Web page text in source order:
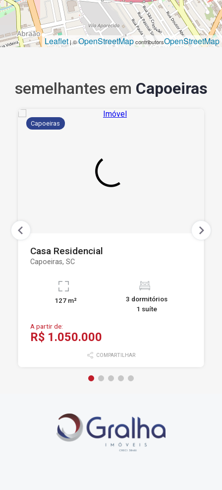
Leaflet| ©OpenStreetMapcontributorsOpenStreetMap
semelhantes em Capoeiras
Capoeiras
Casa Residencial
Capoeiras, SC
127 m²
3 dormitórios
1 suíte
A partir de:
R$ 1.050.000
COMPARTILHAR